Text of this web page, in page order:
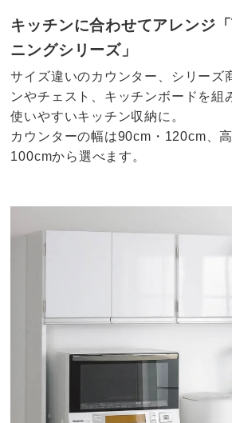
キッチンに合わせてアレンジ
ニングシリーズ」
サイズ違いのカウンター、シリーズ
ンやチェスト、キッチンボードを組
使いやすいキッチン収納に。
カウンターの幅は90cm・120cm、
100cmから選べます。